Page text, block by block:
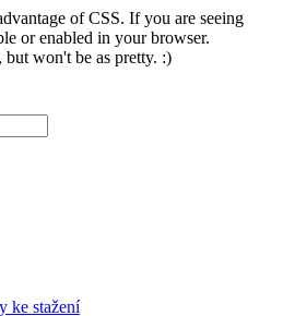
of CSS. If you are seeing
or enabled in your browser.
won't be as pretty. :)
ke stažení